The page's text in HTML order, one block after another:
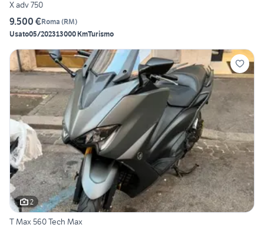
X adv 750
9.500 €Roma (RM)
Usato05/202313000 KmTurismo
2
T Max 560 Tech Max